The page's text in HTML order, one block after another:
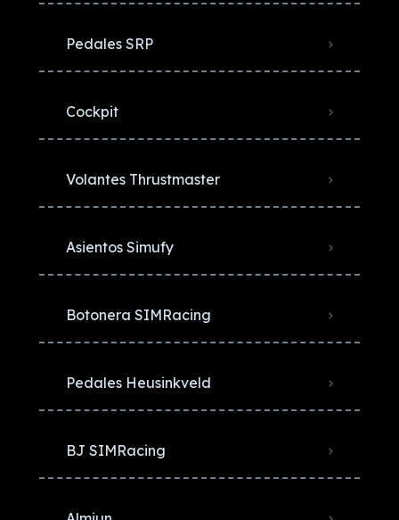
Pedales SRP
Cockpit
Volantes Thrustmaster
Asientos Simufy
Botonera SIMRacing
Pedales Heusinkveld
BJ SIMRacing